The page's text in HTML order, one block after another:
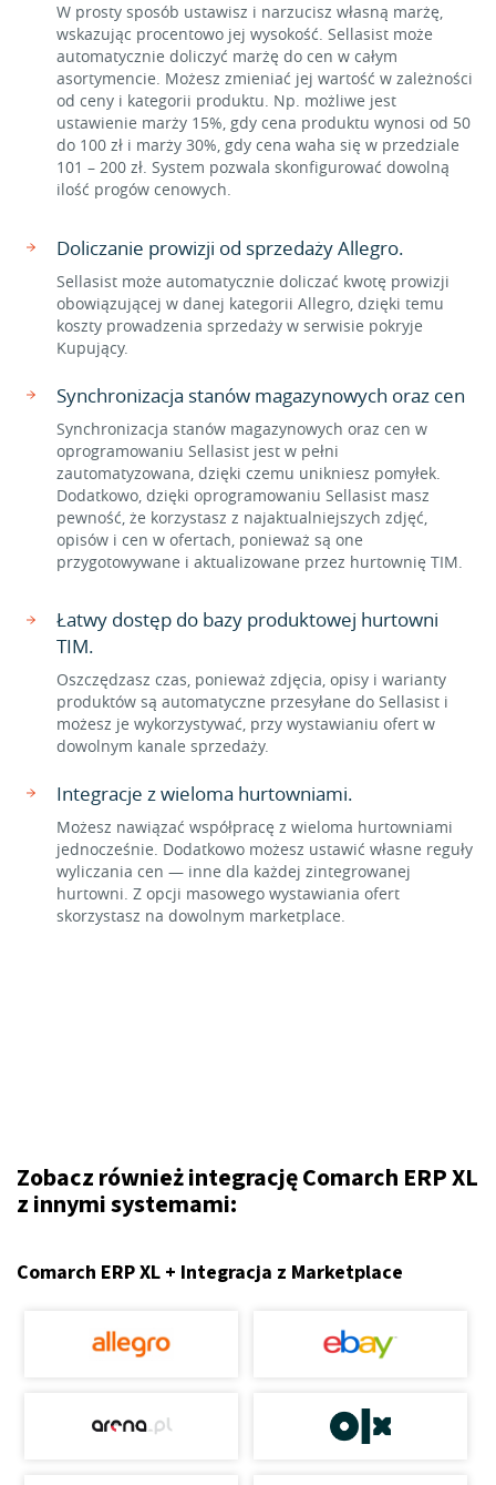
W prosty sposób ustawisz i narzucisz własną marżę,
wskazując procentowo jej wysokość. Sellasist może
automatycznie doliczyć marżę do cen w całym
asortymencie. Możesz zmieniać jej wartość w zależności
od ceny i kategorii produktu. Np. możliwe jest
ustawienie marży 15%, gdy cena produktu wynosi od 50
do 100 zł i marży 30%, gdy cena waha się w przedziale
101 – 200 zł. System pozwala skonfigurować dowolną
ilość progów cenowych.
Doliczanie prowizji od sprzedaży Allegro.
Sellasist może automatycznie doliczać kwotę prowizji
obowiązującej w danej kategorii Allegro, dzięki temu
koszty prowadzenia sprzedaży w serwisie pokryje
Kupujący.
Synchronizacja stanów magazynowych oraz cen
Synchronizacja stanów magazynowych oraz cen w
oprogramowaniu Sellasist jest w pełni
zautomatyzowana, dzięki czemu unikniesz pomyłek.
Dodatkowo, dzięki oprogramowaniu Sellasist masz
pewność, że korzystasz z najaktualniejszych zdjęć,
opisów i cen w ofertach, ponieważ są one
przygotowywane i aktualizowane przez hurtownię TIM.
Łatwy dostęp do bazy produktowej hurtowni
TIM.
Oszczędzasz czas, ponieważ zdjęcia, opisy i warianty
produktów są automatyczne przesyłane do Sellasist i
możesz je wykorzystywać, przy wystawianiu ofert w
dowolnym kanale sprzedaży.
Integracje z wieloma hurtowniami.
Możesz nawiązać współpracę z wieloma hurtowniami
jednocześnie. Dodatkowo możesz ustawić własne reguły
wyliczania cen — inne dla każdej zintegrowanej
hurtowni. Z opcji masowego wystawiania ofert
skorzystasz na dowolnym marketplace.
Zobacz również integrację Comarch ERP XL
z innymi systemami:
Comarch ERP XL + Integracja z Marketplace